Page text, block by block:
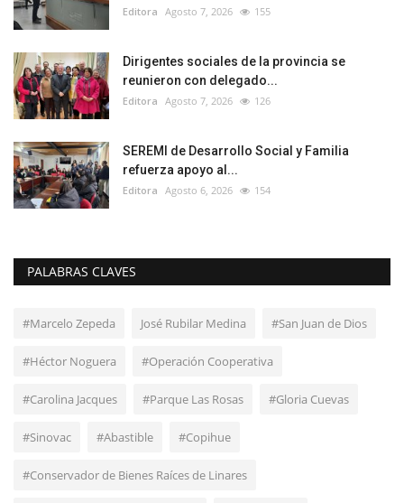
Editora Agosto 7, 2026 155
Dirigentes sociales de la provincia se
reunieron con delegado...
Editora Agosto 7, 2026 126
SEREMI de Desarrollo Social y Familia
refuerza apoyo al...
Editora Agosto 6, 2026 154
PALABRAS CLAVES
#Marcelo Zepeda José Rubilar Medina #San Juan de Dios
#Héctor Noguera #Operación Cooperativa
#Carolina Jacques #Parque Las Rosas #Gloria Cuevas
#Sinovac #Abastible #Copihue
#Conservador de Bienes Raíces de Linares